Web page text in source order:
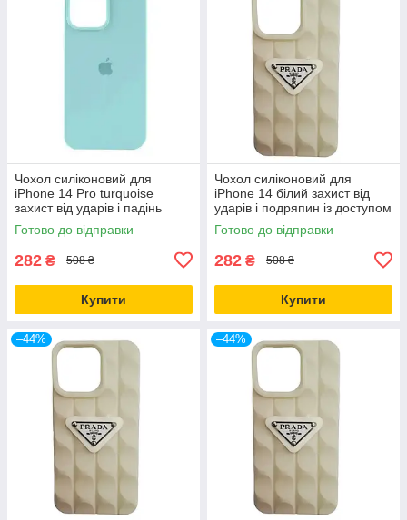
Чохол силіконовий для
iPhone 14 Pro turquoise
захист від ударів і падінь
легкий і міцний
Готово до відправки
282 ₴ 508 ₴
Купити
Чохол силіконовий для
iPhone 14 білий захист від
ударів і подряпин із доступом
до кнопок
Готово до відправки
282 ₴ 508 ₴
Купити
–44% –44%